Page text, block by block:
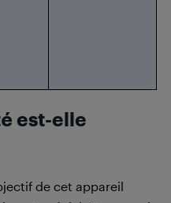
est-elle
de cet appareil